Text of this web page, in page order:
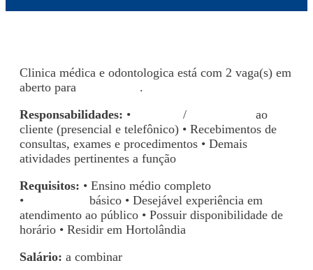
Clinica médica e odontologica está com 2 vaga(s) em
aberto para
.
Responsabilidades: • /
ao
cliente (presencial e telefônico) • Recebimentos de
consultas, exames e procedimentos • Demais
atividades pertinentes a função
Requisitos: • Ensino médio completo
•
básico • Desejável experiência em
atendimento ao público • Possuir disponibilidade de
horário • Residir em Hortolândia
Salário: a combinar